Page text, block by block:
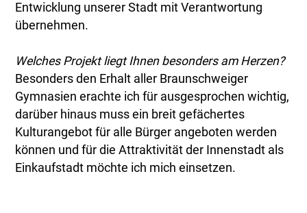
Entwicklung unserer Stadt mit Verantwortung
übernehmen.
Welches Projekt liegt Ihnen besonders am Herzen?
Besonders den Erhalt aller Braunschweiger
Gymnasien erachte ich für ausgesprochen wichtig,
darüber hinaus muss ein breit gefächertes
Kulturangebot für alle Bürger angeboten werden
können und für die Attraktivität der Innenstadt als
Einkaufstadt möchte ich mich einsetzen.